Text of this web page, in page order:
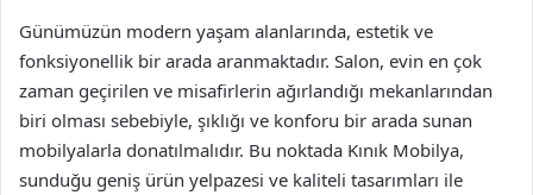
Günümüzün modern yaşam alanlarında, estetik ve
fonksiyonellik bir arada aranmaktadır. Salon, evin en çok
zaman geçirilen ve misafirlerin ağırlandığı mekanlarından
biri olması sebebiyle, şıklığı ve konforu bir arada sunan
mobilyalarla donatılmalıdır. Bu noktada Kınık Mobilya,
sunduğu geniş ürün yelpazesi ve kaliteli tasarımları ile